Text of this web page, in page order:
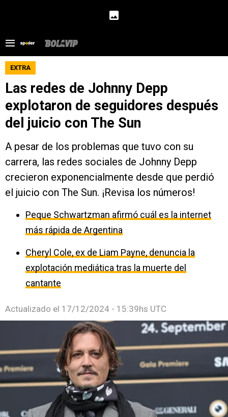
EXTRA
Las redes de Johnny Depp
explotaron de seguidores después
del juicio con The Sun
A pesar de los problemas que tuvo con su
carrera, las redes sociales de Johnny Depp
crecieron exponencialmente desde que perdió
el juicio con The Sun. ¡Revisa los números!
Peque Schwartzman afirmó cuál es la internet
más rápida de Argentina
Cheryl Cole, ex de Liam Payne, denuncia la
explotación mediática tras la muerte del
cantante
Actualizado el 17/12/2024 - 15:39hs UTC